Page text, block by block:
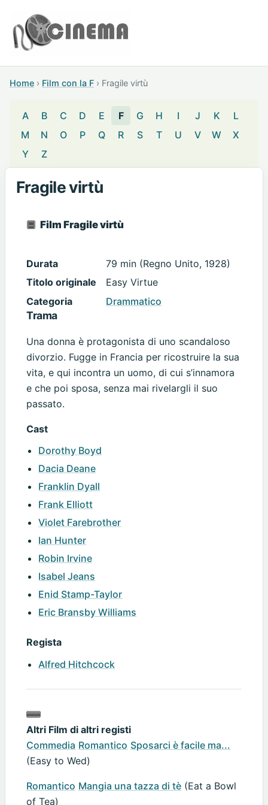
Home › Film con la F › Fragile virtù
A B C D E F G H I J K
L
M
N O P Q R S T U V W
X
Y
Z
Fragile virtù
Film Fragile virtù
Durata
79 min (Regno Unito, 1928)
Titolo originale
Easy Virtue
Categoria
Drammatico
Trama
Una donna è protagonista di uno scandaloso
divorzio. Fugge in Francia per ricostruire la sua
vita, e qui incontra un uomo, di cui s’innamora
e che poi sposa, senza mai rivelargli il suo
passato.
Cast
Dorothy Boyd
Dacia Deane
Franklin Dyall
Frank Elliott
Violet Farebrother
Ian Hunter
Robin Irvine
Isabel Jeans
Enid Stamp-Taylor
Eric Bransby Williams
Regista
Alfred Hitchcock
Altri Film di altri registi
Commedia Romantico Sposarci è facile ma...
(Easy to Wed)
Romantico Mangia una tazza di tè (Eat a Bowl
of Tea)